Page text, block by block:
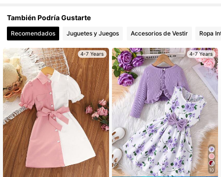
4.93
4.93 47K Seguidores
47K Seguidores
4.93 47K Seguidores
También Podría Gustarte
Recomendados Juguetes y Juegos Accesorios de Vestir Ropa
4-7 Years 4-7 Years
10